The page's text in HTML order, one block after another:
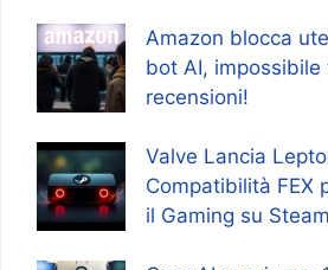
Amazon blocca
bot AI, impossibile
recensioni!
Valve Lancia
Compatibilità FEX
il Gaming su